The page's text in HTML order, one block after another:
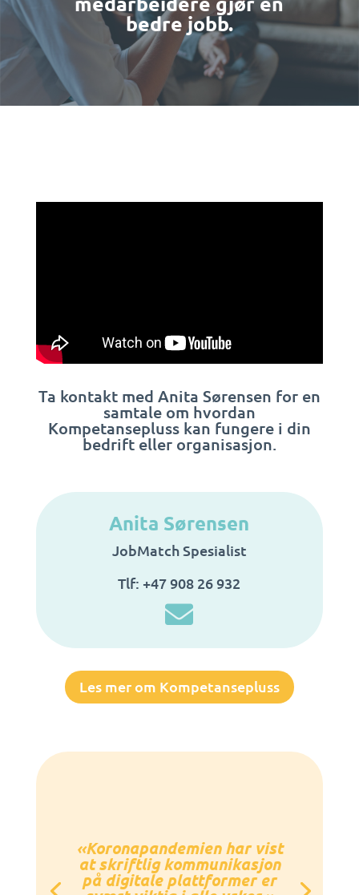
bedre jobb.
Ta kontakt med Anita Sørensen for en
samtale om hvordan
Kompetansepluss kan fungere i din
bedrift eller organisasjon.
Anita Sørensen
JobMatch Spesialist
Tlf: +47 908 26 932

Les mer om Kompetansepluss
«Koronapandemien har vist
at skriftlig kommunikasjon
på digitale plattformer er